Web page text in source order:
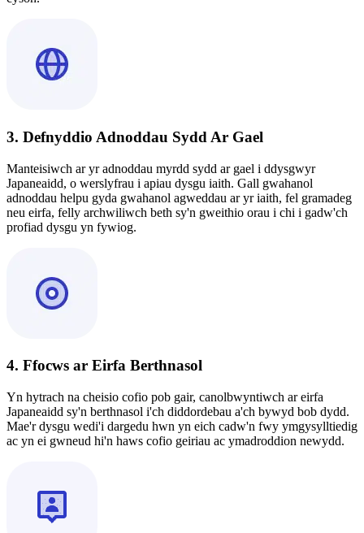
3. Defnyddio Adnoddau Sydd Ar Gael
Manteisiwch ar yr adnoddau myrdd sydd ar gael i ddysgwyr
Japaneaidd, o werslyfrau i apiau dysgu iaith. Gall gwahanol
adnoddau helpu gyda gwahanol agweddau ar yr iaith, fel gramadeg
neu eirfa, felly archwiliwch beth sy'n gweithio orau i chi i gadw'ch
profiad dysgu yn fywiog.
4. Ffocws ar Eirfa Berthnasol
Yn hytrach na cheisio cofio pob gair, canolbwyntiwch ar eirfa
Japaneaidd sy'n berthnasol i'ch diddordebau a'ch bywyd bob dydd.
Mae'r dysgu wedi'i dargedu hwn yn eich cadw'n fwy ymgysylltiedig
ac yn ei gwneud hi'n haws cofio geiriau ac ymadroddion newydd.